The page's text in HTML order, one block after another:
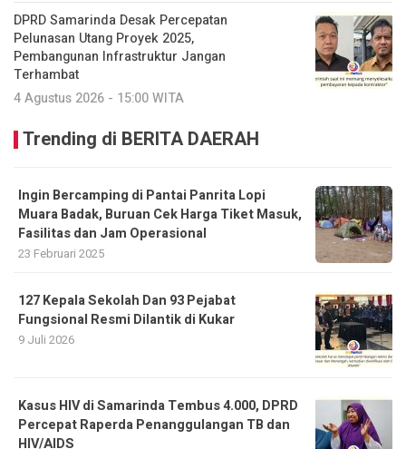
DPRD Samarinda Desak Percepatan
Pelunasan Utang Proyek 2025,
Pembangunan Infrastruktur Jangan
Terhambat
4 Agustus 2026 - 15:00 WITA
Trending di BERITA DAERAH
Ingin Bercamping di Pantai Panrita Lopi
Muara Badak, Buruan Cek Harga Tiket Masuk,
Fasilitas dan Jam Operasional
23 Februari 2025
127 Kepala Sekolah Dan 93 Pejabat
Fungsional Resmi Dilantik di Kukar
9 Juli 2026
Kasus HIV di Samarinda Tembus 4.000, DPRD
Percepat Raperda Penanggulangan TB dan
HIV/AIDS